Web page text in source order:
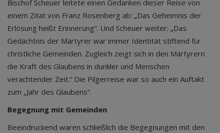
Bischof Scheuer leitete einen Gedanken dieser Reise von
einem Zitat von Franz Rosenberg ab: „Das Geheimnis der
Erlösung heißt Erinnerung“. Und Scheuer weiter: „Das
Gedächtnis der Märtyrer war immer Identität stiftend für
christliche Gemeinden. Zugleich zeigt sich in den Märtyrern
die Kraft des Glaubens in dunkler und Menschen
verachtender Zeit.“ Die Pilgerreise war so auch ein Auftakt
zum „Jahr des Glaubens“.
Begegnung mit Gemeinden
Beeindruckend waren schließlich die Begegnungen mit den